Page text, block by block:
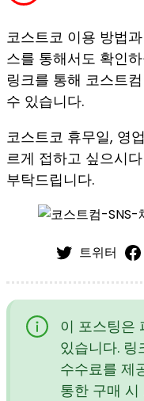
코스트코 이용 방법
스를 통해서도 확인
링크를 통해 코스트
수 있습니다.
코스트코 휴무일, 영
르게 접하고 싶으시
부탁드립니다.
트위터
이 포스팅은
있습니다. 링
수수료를 제
통한 구매